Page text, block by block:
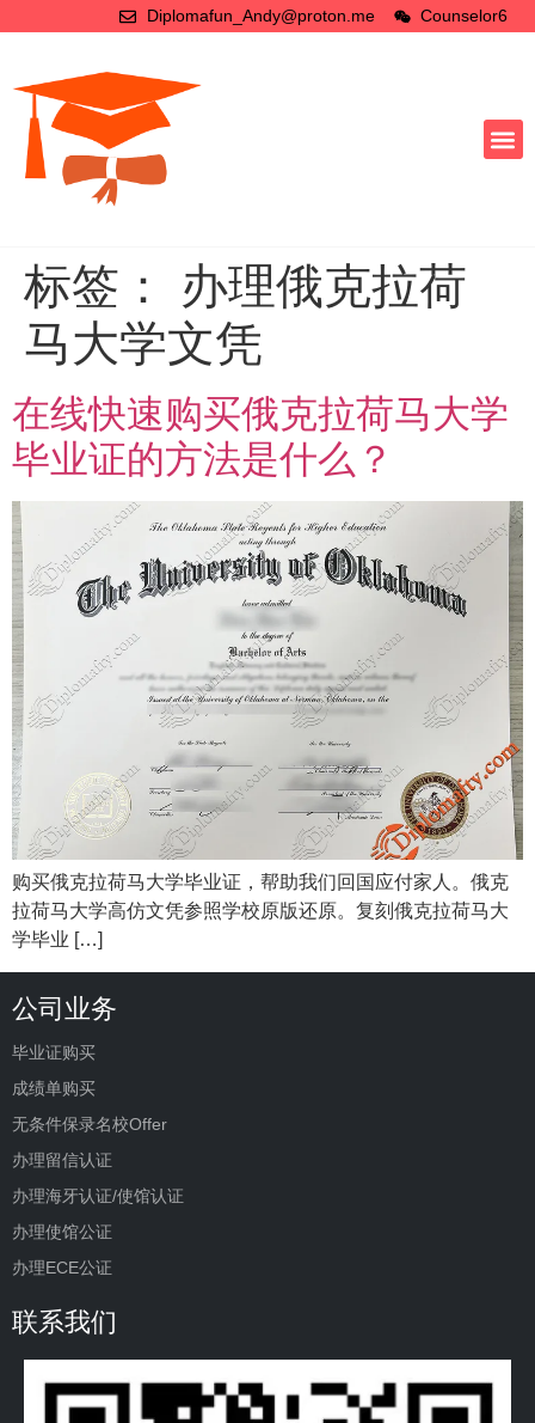
Diplomafun_Andy@proton.me Counselor6
标签： 办理俄克拉荷
马大学文凭
在线快速购买俄克拉荷马大学
毕业证的方法是什么？
购买俄克拉荷马大学毕业证，帮助我们回国应付家人。俄克
拉荷马大学高仿文凭参照学校原版还原。复刻俄克拉荷马大
学毕业 […]
公司业务
毕业证购买
成绩单购买
无条件保录名校Offer
办理留信认证
办理海牙认证/使馆认证
办理使馆公证
办理ECE公证
联系我们